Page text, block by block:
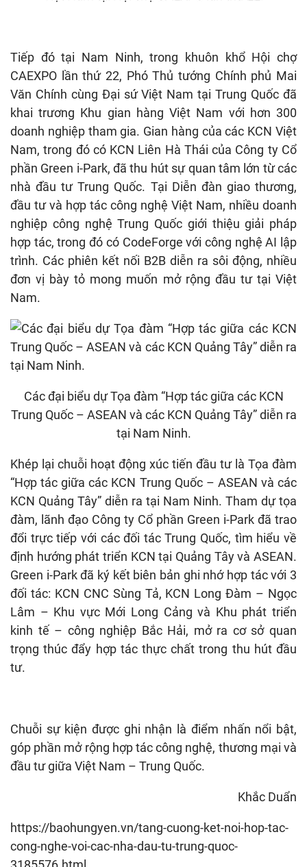
Tiếp đó tại Nam Ninh, trong khuôn khổ Hội chợ
CAEXPO lần thứ 22, Phó Thủ tướng Chính phủ Mai
Văn Chính cùng Đại sứ Việt Nam tại Trung Quốc đã
khai trương Khu gian hàng Việt Nam với hơn 300
doanh nghiệp tham gia. Gian hàng của các KCN Việt
Nam, trong đó có KCN Liên Hà Thái của Công ty Cổ
phần Green i-Park, đã thu hút sự quan tâm lớn từ các
nhà đầu tư Trung Quốc. Tại Diễn đàn giao thương,
đầu tư và hợp tác công nghệ Việt Nam, nhiều doanh
nghiệp công nghệ Trung Quốc giới thiệu giải pháp
hợp tác, trong đó có CodeForge với công nghệ AI lập
trình. Các phiên kết nối B2B diễn ra sôi động, nhiều
đơn vị bày tỏ mong muốn mở rộng đầu tư tại Việt
Nam.
Các đại biểu dự Tọa đàm “Hợp tác giữa các KCN
Trung Quốc – ASEAN và các KCN Quảng Tây” diễn ra
tại Nam Ninh.
Khép lại chuỗi hoạt động xúc tiến đầu tư là Tọa đàm
“Hợp tác giữa các KCN Trung Quốc – ASEAN và các
KCN Quảng Tây” diễn ra tại Nam Ninh. Tham dự tọa
đàm, lãnh đạo Công ty Cổ phần Green i-Park đã trao
đổi trực tiếp với các đối tác Trung Quốc, tìm hiểu về
định hướng phát triển KCN tại Quảng Tây và ASEAN.
Green i-Park đã ký kết biên bản ghi nhớ hợp tác với 3
đối tác: KCN CNC Sùng Tả, KCN Long Đàm – Ngọc
Lâm – Khu vực Mới Long Cảng và Khu phát triển
kinh tế – công nghiệp Bắc Hải, mở ra cơ sở quan
trọng thúc đẩy hợp tác thực chất trong thu hút đầu
tư.
Chuỗi sự kiện được ghi nhận là điểm nhấn nổi bật,
góp phần mở rộng hợp tác công nghệ, thương mại và
đầu tư giữa Việt Nam – Trung Quốc.
Khắc Duẩn
https://baohungyen.vn/tang-cuong-ket-noi-hop-tac-
cong-nghe-voi-cac-nha-dau-tu-trung-quoc-